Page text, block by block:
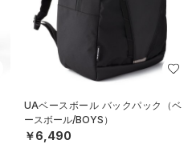
UAベースボール バックパック（ベ
ースボール/BOYS）
￥6,490